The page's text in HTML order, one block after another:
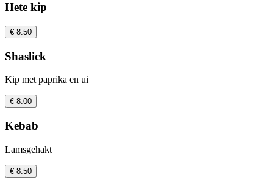
Hete kip
€ 8.50
Shaslick
Kip met paprika en ui
€ 8.00
Kebab
Lamsgehakt
€ 8.50